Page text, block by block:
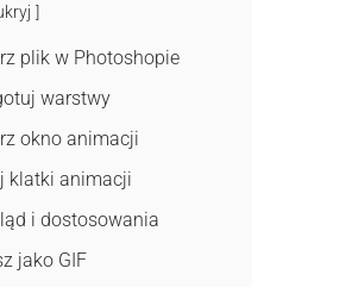
plik w Photoshopie
warstwy
okno animacji
klatki animacji
i dostosowania
jako GIF